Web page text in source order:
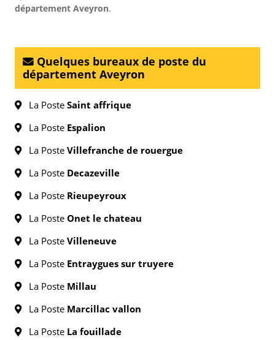
département Aveyron.
Quelques bureaux de poste du
département Aveyron
La Poste Saint affrique
La Poste Espalion
La Poste Villefranche de rouergue
La Poste Decazeville
La Poste Rieupeyroux
La Poste Onet le chateau
La Poste Villeneuve
La Poste Entraygues sur truyere
La Poste Millau
La Poste Marcillac vallon
La Poste La fouillade